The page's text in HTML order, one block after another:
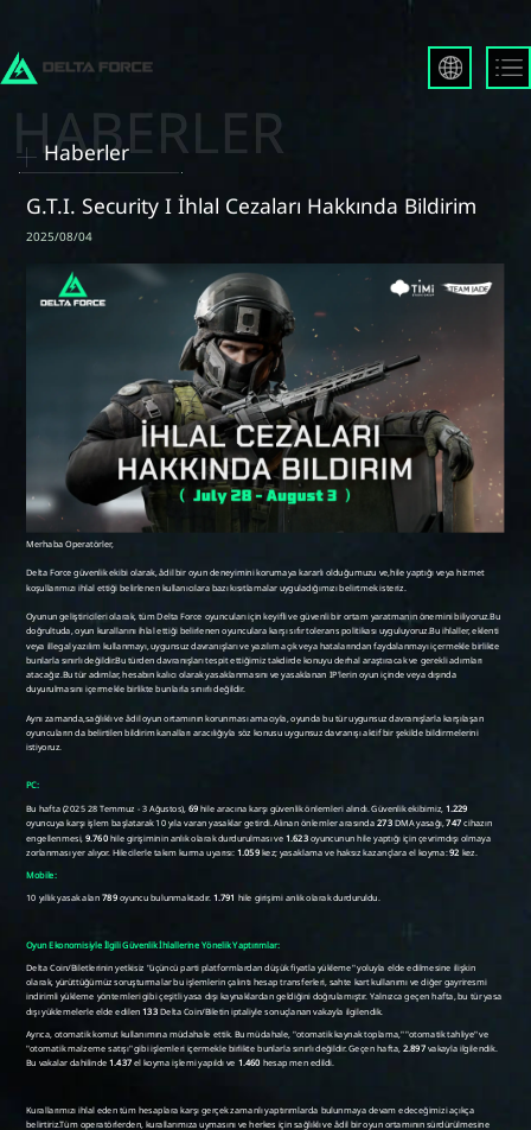
繁體中文
한국어
日本語
Türkçe
Haberler
G.T.I. Security I İhlal Cezaları Hakkında Bildirim
2025/08/04